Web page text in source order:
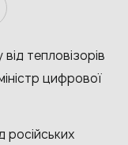
тепловізорів
цифрової
російських